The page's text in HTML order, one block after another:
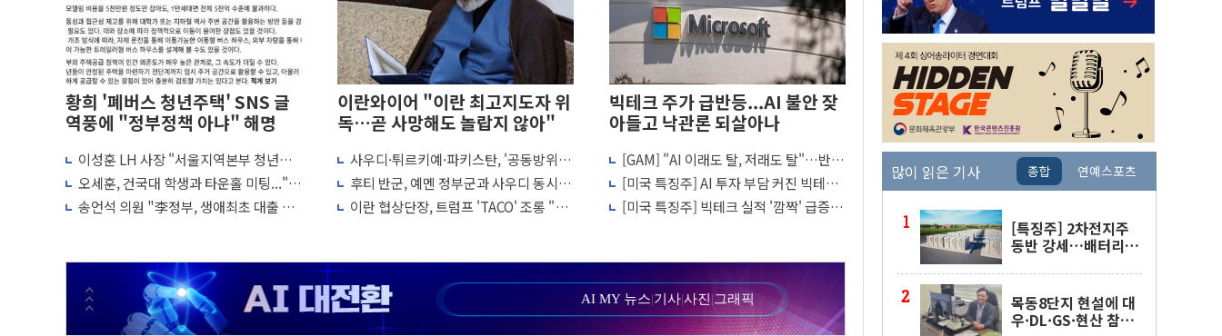
황희 '폐버스 청년주택' SNS 글
역풍에 "정부정책 아냐" 해명
이성훈 LH 사장 "서울지역본부 청년주
택으로"…직원 사기 회복도 숙제
오세훈, 건국대 학생과 타운홀 미팅..."청
년 주택 7.4만가구 공급 실현"
송언석 의원 "李정부, 생애최초 대출 6억
이란와이어 "이란 최고지도자 위
독…곧 사망해도 놀랍지 않아"
사우디·튀르키예·파키스탄, '공동방위
협정' 체결… 수니파 국가들의 새 안보
협력 구도
후티 반군, 예멘 정부군과 사우디 동시 공
격… 위기 고조되는 또 다른 중동 화약고
이란 협상단장, 트럼프 'TACO' 조롱 "쇼
빅테크 주가 급반등...AI 불안 잦
아들고 낙관론 되살아나
[GAM] "AI 이래도 탈, 저래도 탈"…반도
체·빅테크 현기증 장세, 왜?
[미국 특징주] AI 투자 부담 커진 빅테
크…2.3조 달러 클라우드 수주가 버팀목
[미국 특징주] 빅테크 실적 '깜짝' 급증의
AI MY 뉴스|기사|사진 |그래픽
민주, 오늘 제주·인천 경선 결과 발표...'김민석 재역전 vs 정청래 격차 확대'
한상협, 업계 개인정보 보안 새판 짠다…'자율규제단체' 타진
뉴욕증시, 고용 쇼크에 금리 인상 우려 후퇴…S&P500 최고치
유럽증시, 美 고용 예상 밖 부진에 연준 금리 인상 가능성 낮아지며 상승… STOXX 600 지수는 나흘 연속
최고치
미 연준 매파 기세 꺾이나…고용 감소에 9월 동결 전망 우세
[종합] 이슬람 수니파 3국, '공동방위협정' 체결… 이스라엘·이란 위협에 맞설 자체 억지력 강화
많이 읽은 기사 종합 연예스포츠
[특징주] 2차전지주
동반 강세…배터리3
목동8단지 현설에 대
우·DL·GS·현산 참